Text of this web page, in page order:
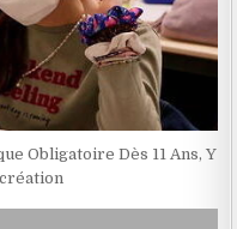
Obligatoire Dès 11 Ans, Y